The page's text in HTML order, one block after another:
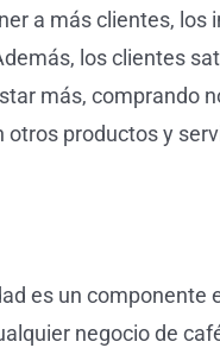
a más clientes, los
los clientes
más, comprando
otros productos y
es un componente
negocio de